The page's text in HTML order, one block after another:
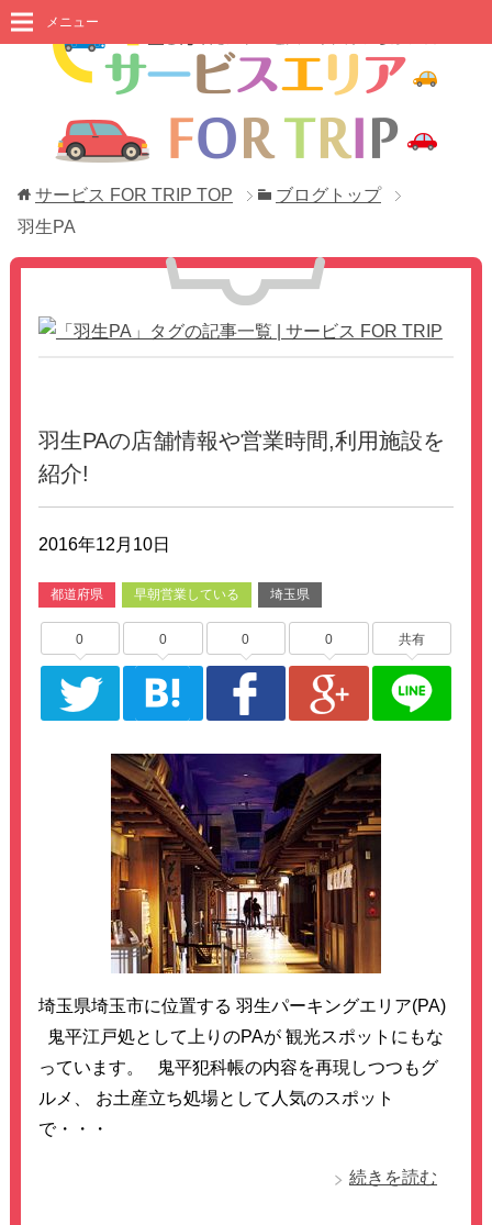
メニュー
サービス FOR TRIP TOP
ブログトップ
羽生PA
羽生PAの店舗情報や営業時間,利用施設を
紹介!
2016年12月10日
都道府県 早朝営業している 埼玉県
0 0 0 0 共有
埼玉県埼玉市に位置する 羽生パーキングエリア(PA)
鬼平江戸処として上りのPAが 観光スポットにもな
っています。 鬼平犯科帳の内容を再現しつつもグ
ルメ、 お土産立ち処場として人気のスポット
で・・・
続きを読む